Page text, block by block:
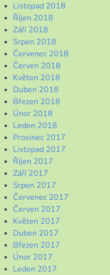
Listopad 2018
Říjen 2018
Září 2018
Srpen 2018
Červenec 2018
Červen 2018
Květen 2018
Duben 2018
Březen 2018
Únor 2018
Leden 2018
Prosinec 2017
Listopad 2017
Říjen 2017
Září 2017
Srpen 2017
Červenec 2017
Červen 2017
Květen 2017
Duben 2017
Březen 2017
Únor 2017
Leden 2017